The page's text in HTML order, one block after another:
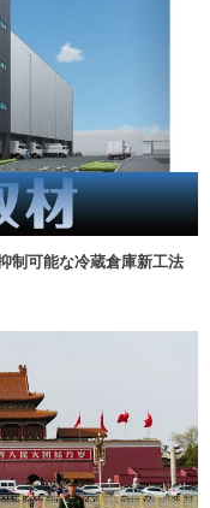
制可能な冷蔵倉庫新工法